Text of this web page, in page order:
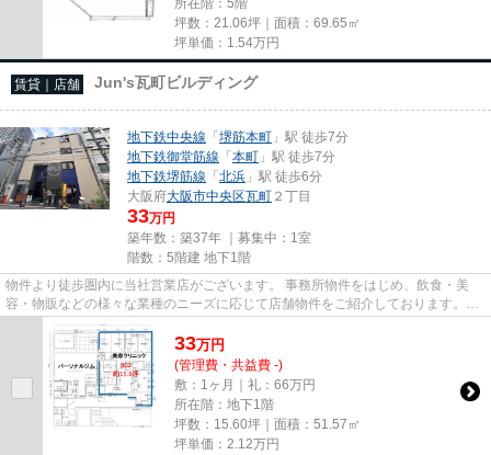
坪数：21.06坪｜面積：69.65㎡
坪単価： 1.54万円
賃貸｜店舗 Jun's瓦町ビルディング
地下鉄中央線 「堺筋本町 」駅 徒歩7分
地下鉄御堂筋線 「本町 」駅 徒歩7分
地下鉄堺筋線 「北浜 」駅 徒歩6分
大阪府大阪市中央区瓦町 ２丁目
33万円
築年数：築37年 ｜募集中： 1室
階数：5階建 地下1階
物件より徒歩圏内に当社営業店がございます。 事務所物件をはじめ、飲食・美
容・物販などの様々な業種のニーズに応じて店舗物件をご紹介しております。
尚、弊社ではおとり広告は一切...
33万円
(管理費・共益費 -)
敷：1ヶ月｜礼：66万円
所在階：地下1階
坪数：15.60坪｜面積：51.57㎡
坪単価： 2.12万円